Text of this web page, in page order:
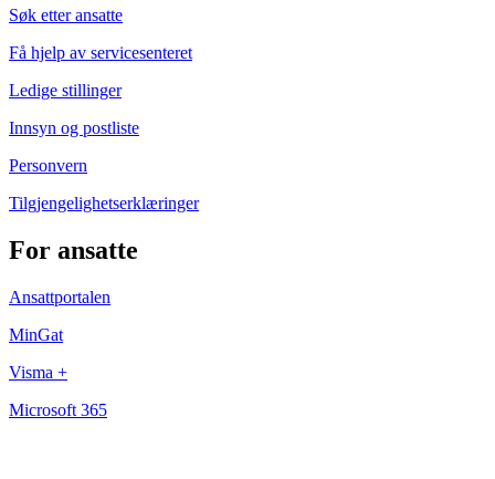
Søk etter ansatte
Få hjelp av servicesenteret
Ledige stillinger
Innsyn og postliste
Personvern
Tilgjengelighetserklæringer
For ansatte
Ansattportalen
MinGat
Visma +
Microsoft 365